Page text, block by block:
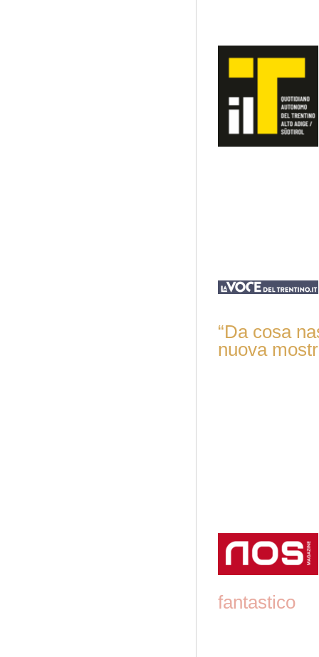
“Da cosa
nuova
fantastico